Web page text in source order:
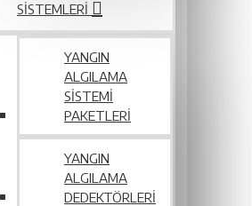
SISTEMLERI
YANGIN
ALGILAMA
SISTEMI
PAKETLERI
YANGIN
ALGILAMA
DEDEKTÖRLERI